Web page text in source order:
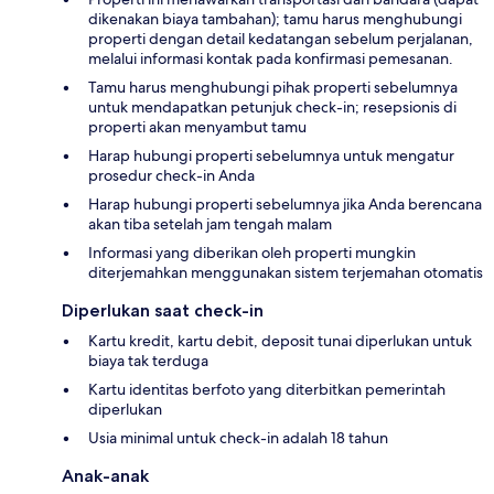
dikenakan biaya tambahan); tamu harus menghubungi
properti dengan detail kedatangan sebelum perjalanan,
melalui informasi kontak pada konfirmasi pemesanan.
Tamu harus menghubungi pihak properti sebelumnya
untuk mendapatkan petunjuk check-in; resepsionis di
properti akan menyambut tamu
Harap hubungi properti sebelumnya untuk mengatur
prosedur check-in Anda
Harap hubungi properti sebelumnya jika Anda berencana
akan tiba setelah jam tengah malam
Informasi yang diberikan oleh properti mungkin
diterjemahkan menggunakan sistem terjemahan otomatis
Diperlukan saat check-in
Kartu kredit, kartu debit, deposit tunai diperlukan untuk
biaya tak terduga
Kartu identitas berfoto yang diterbitkan pemerintah
diperlukan
Usia minimal untuk check-in adalah 18 tahun
Anak-anak